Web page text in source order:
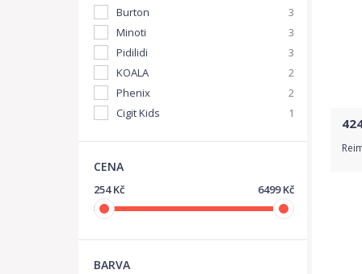
Burton
3
Minoti
3
Pidilidi
3
KOALA
2
Phenix
2
Cigit Kids
1
CENA
254 Kč 6499 Kč
BARVA